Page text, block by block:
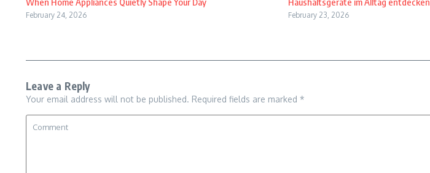
February 24, 2026 February 23, 2026
Leave a Reply
Your email address will not be published. Required fields are marked *